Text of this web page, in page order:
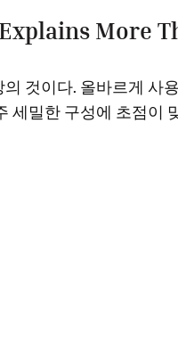
More
것이다. 올바르게 사
세밀한 구성에 초점이